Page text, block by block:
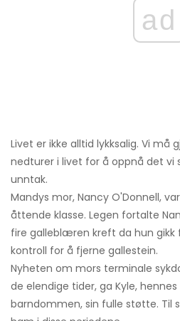
ad
Livet er ikke alltid lykksalig. Vi
nedturer i livet for å oppnå det vi
unntak.
Mandys mor, Nancy O'Donnell,
åttende klasse. Legen fortalte
fire galleblæren kreft da hun gikk
kontroll for å fjerne gallestein.
Nyheten om mors terminale
de elendige tider, ga Kyle,
barndommen, sin fulle støtte. Til